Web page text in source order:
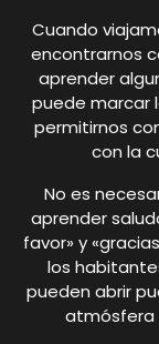
Cuando
encontrarnos
aprender
puede marcar
permitirnos
con la
No es
aprender
favor» y
los
pueden abrir
atmósfera